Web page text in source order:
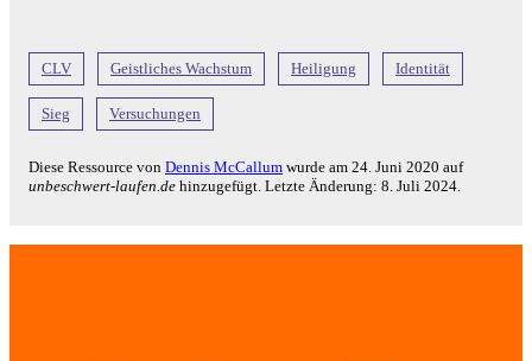
CLV Geistliches Wachstum Heiligung Identität
Sieg Versuchungen
Diese Ressource von Dennis McCallum wurde am 24. Juni 2020 auf
unbeschwert-laufen.de hinzugefügt. Letzte Änderung: 8. Juli 2024